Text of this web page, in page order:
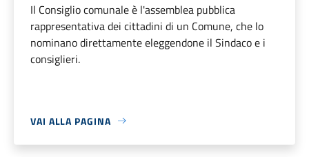
Il Consiglio comunale è l'assemblea pubblica
rappresentativa dei cittadini di un Comune, che lo
nominano direttamente eleggendone il Sindaco e i
consiglieri.
VAI ALLA PAGINA